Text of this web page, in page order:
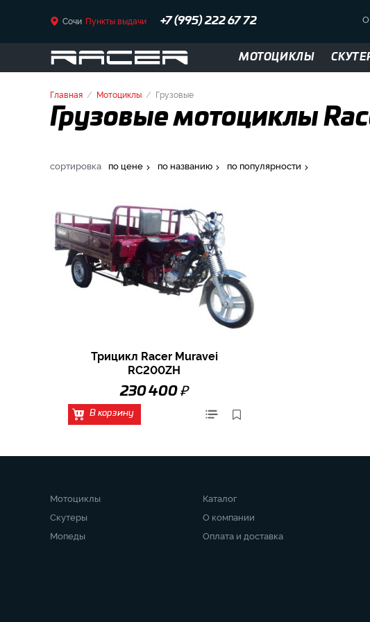
Сочи Пункты выдачи +7 (995) 222 67 72 О
МОТОЦИКЛЫ
Главная Мотоциклы Грузовые
Грузовые мотоциклы
сортировка по цене по названию по популярности
Трицикл Racer Muravei
RC200ZH
230 400 ₽
В корзину
Мотоциклы
Скутеры
Мопеды
Каталог
О компании
Оплата и доставка